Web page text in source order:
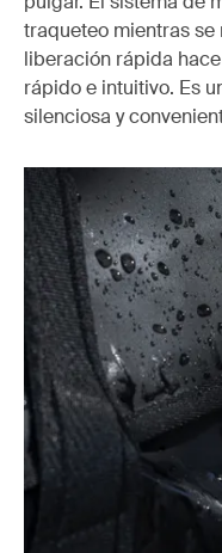
traqueteo mientras se
liberación rápida
rápido e intuitivo. Es
silenciosa y